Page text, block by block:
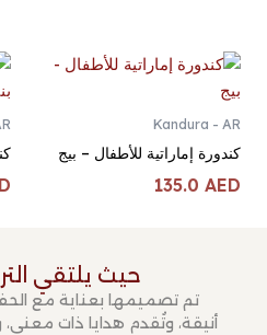
Kandura - AR
كندورة إماراتية للأطفال – بيج
135.0 AED
حيث يلتقي
تم تصميمها بعناية مع
أنيقة، وتُقدم هدايا ذات